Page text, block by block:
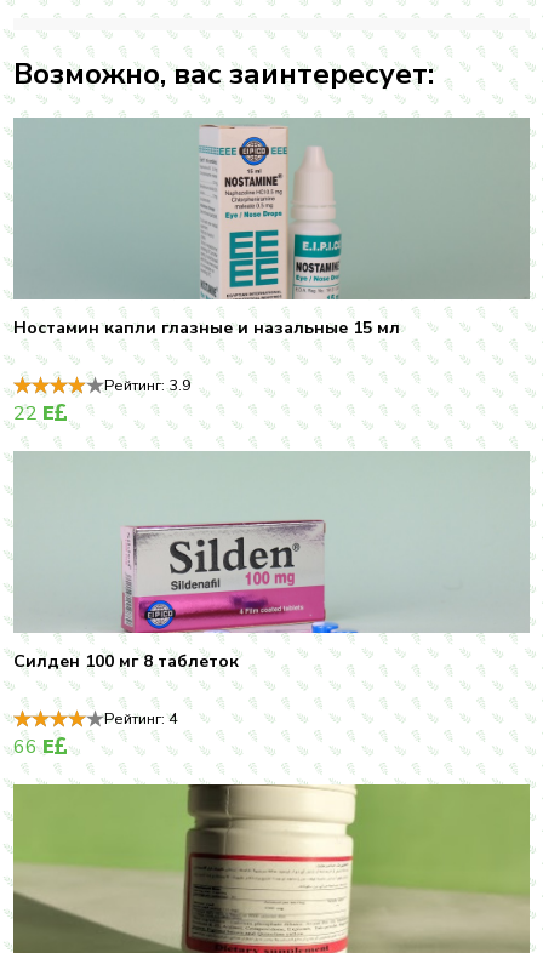
Возможно, вас заинтересует:
Ностамин капли глазные и назальные 15 мл
Рейтинг:3.9
22 E
Силден 100 мг 8 таблеток
Рейтинг:4
66E